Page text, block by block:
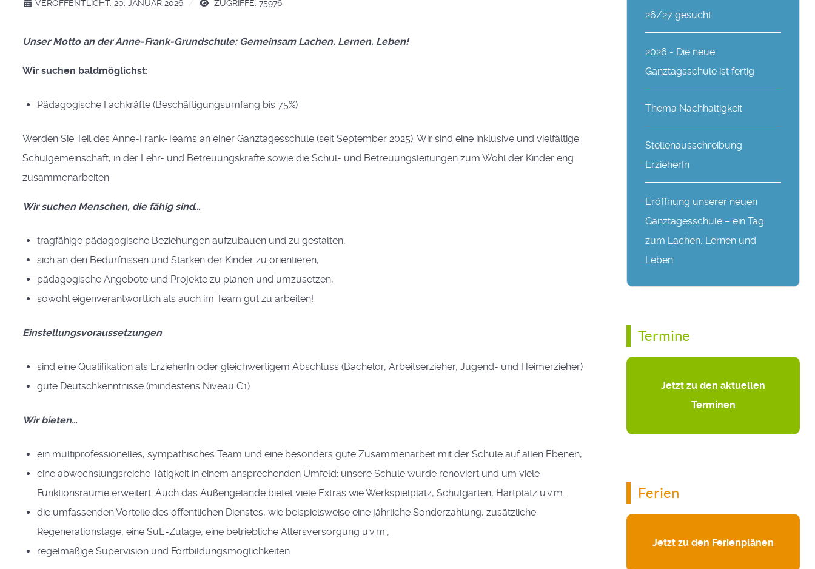
VERÖFFENTLICHT: 20. JANUAR 2026 ZUGRIFFE: 75976
Unser Motto an der Anne-Frank-Grundschule: Gemeinsam Lachen, Lernen, Leben!
Wir suchen baldmöglichst:
Pädagogische Fachkräfte (Beschäftigungsumfang bis 75%)
Werden Sie Teil des Anne-Frank-Teams an einer Ganztagesschule (seit September 2025). Wir sind eine inklusive und vielfältige
Schulgemeinschaft, in der Lehr- und Betreuungskräfte sowie die Schul- und Betreuungsleitungen zum Wohl der Kinder eng
zusammenarbeiten.
Wir suchen Menschen, die fähig sind…
tragfähige pädagogische Beziehungen aufzubauen und zu gestalten,
sich an den Bedürfnissen und Stärken der Kinder zu orientieren,
pädagogische Angebote und Projekte zu planen und umzusetzen,
sowohl eigenverantwortlich als auch im Team gut zu arbeiten!
Einstellungsvoraussetzungen
sind eine Qualifikation als ErzieherIn oder gleichwertigem Abschluss (Bachelor, Arbeitserzieher, Jugend- und Heimerzieher)
gute Deutschkenntnisse (mindestens Niveau C1)
Wir bieten…
ein multiprofessionelles, sympathisches Team und eine besonders gute Zusammenarbeit mit der Schule auf allen Ebenen,
eine abwechslungsreiche Tätigkeit in einem ansprechenden Umfeld: unsere Schule wurde renoviert und um viele
Funktionsräume erweitert. Auch das Außengelände bietet viele Extras wie Werkspielplatz, Schulgarten, Hartplatz u.v.m.
die umfassenden Vorteile des öffentlichen Dienstes, wie beispielsweise eine jährliche Sonderzahlung, zusätzliche
Regenerationstage, eine SuE-Zulage, eine betriebliche Altersversorgung u.v.m.,
regelmäßige Supervision und Fortbildungsmöglichkeiten.
26/27 gesucht
2026 - Die neue
Ganztagsschule ist fertig
Thema Nachhaltigkeit
Stellenausschreibung
ErzieherIn
Eröffnung unserer neuen
Ganztagesschule – ein Tag
zum Lachen, Lernen und
Leben
Termine
Jetzt zu den aktuellen
Terminen
Ferien
Jetzt zu den Ferienplänen